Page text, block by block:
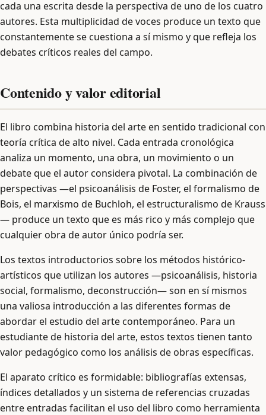
cada una escrita desde la perspectiva de uno de los cuatro
autores. Esta multiplicidad de voces produce un texto que
constantemente se cuestiona a sí mismo y que refleja los
debates críticos reales del campo.
Contenido y valor editorial
El libro combina historia del arte en sentido tradicional con
teoría crítica de alto nivel. Cada entrada cronológica
analiza un momento, una obra, un movimiento o un
debate que el autor considera pivotal. La combinación de
perspectivas —el psicoanálisis de Foster, el formalismo de
Bois, el marxismo de Buchloh, el estructuralismo de Krauss
— produce un texto que es más rico y más complejo que
cualquier obra de autor único podría ser.
Los textos introductorios sobre los métodos histórico-
artísticos que utilizan los autores —psicoanálisis, historia
social, formalismo, deconstrucción— son en sí mismos
una valiosa introducción a las diferentes formas de
abordar el estudio del arte contemporáneo. Para un
estudiante de historia del arte, estos textos tienen tanto
valor pedagógico como los análisis de obras específicas.
El aparato crítico es formidable: bibliografías extensas,
índices detallados y un sistema de referencias cruzadas
entre entradas facilitan el uso del libro como herramienta